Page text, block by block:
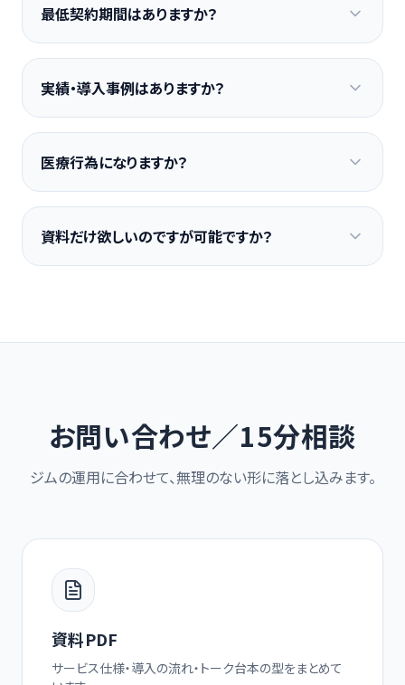
最低契約期間はありますか？
実績・導入事例はありますか？
医療行為になりますか？
資料だけ欲しいのですが可能ですか？
お問い合わせ／15分相談
ジムの運用に合わせて、無理のない形に落とし込みます。
資料PDF
サービス仕様・導入の流れ・トーク台本の型をまとめて